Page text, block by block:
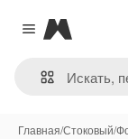
Close menu
Magnific
Главная/Стоковый/